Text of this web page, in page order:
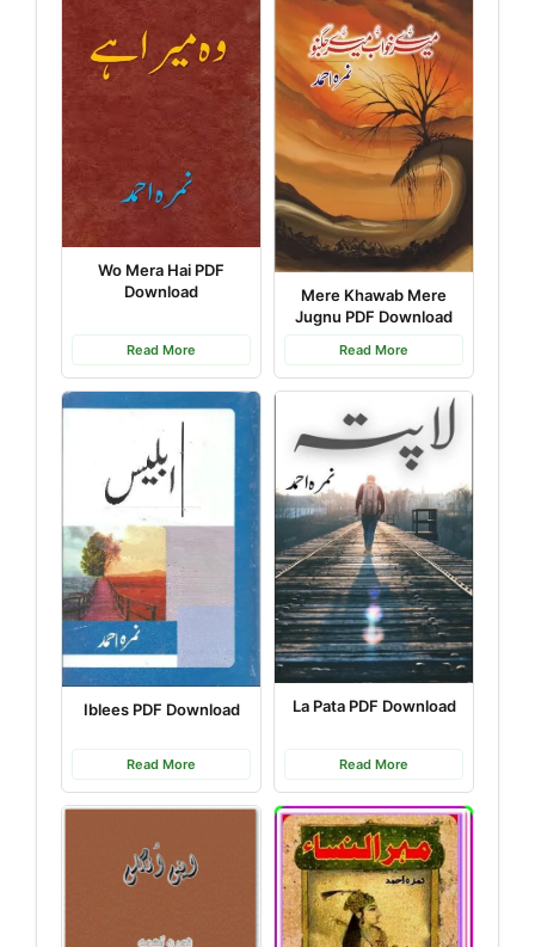
Wo Mera Hai PDF
Download
Read More
Mere Khawab Mere
Jugnu PDF Download
Read More
Iblees PDF Download
Read More
La Pata PDF Download
Read More